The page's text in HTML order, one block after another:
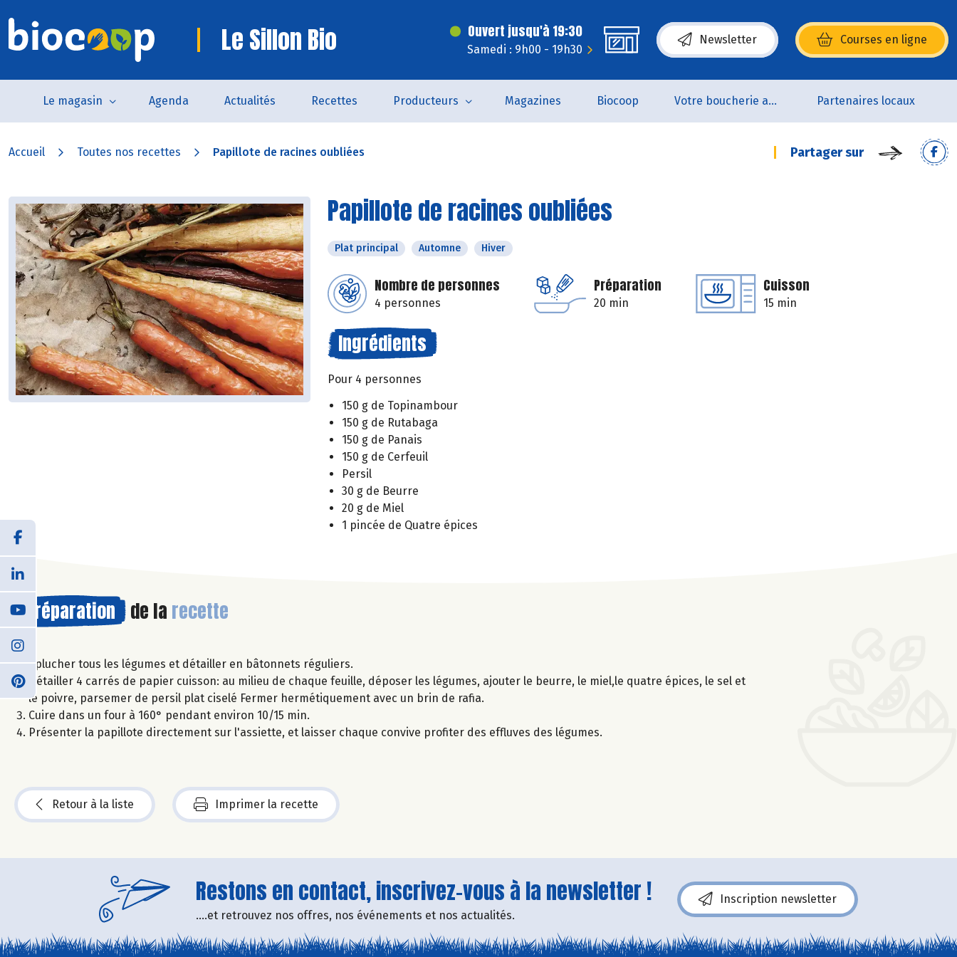
Le Sillon Bio Ouvert jusqu'à 19:30
Samedi : 9h00 - 19h30
Newsletter Courses en ligne
(s’ouvre dans une nouvelle fenêtre)
Le magasin Agenda Actualités Recettes Producteurs Magazines Biocoop Votre boucherie artisanale 100% bio et Origine France Partenaires locaux
Accueil Toutes nos recettes Papillote de racines oubliées Partager sur
Papillote de racines oubliées
Plat principal Automne Hiver
Nombre de personnes
4 personnes
Préparation
20 min
Cuisson
15 min
Ingrédients
Pour 4 personnes
150 g de Topinambour
150 g de Rutabaga
150 g de Panais
150 g de Cerfeuil
Persil
30 g de Beurre
20 g de Miel
1 pincée de Quatre épices
Préparation de la recette
Eplucher tous les légumes et détailler en bâtonnets réguliers.
Détailler 4 carrés de papier cuisson: au milieu de chaque feuille, déposer les légumes, ajouter le beurre, le miel,le quatre épices, le sel et
le poivre, parsemer de persil plat ciselé Fermer hermétiquement avec un brin de rafia.
Cuire dans un four à 160° pendant environ 10/15 min.
Présenter la papillote directement sur l'assiette, et laisser chaque convive profiter des effluves des légumes.
Retour à la liste Imprimer la recette
Restons en contact, inscrivez-vous à la newsletter !
....et retrouvez nos offres, nos événements et nos actualités.
Inscription newsletter